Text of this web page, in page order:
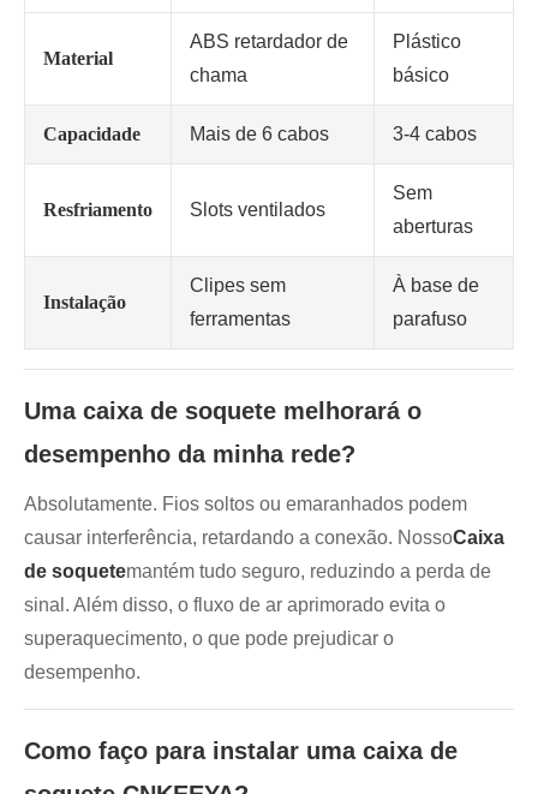
Material
ABS retardador de
chama
Plástico
básico
Capacidade Mais de 6 cabos 3-4 cabos
Resfriamento Slots ventilados
Sem
aberturas
Instalação
Clipes sem
ferramentas
À base de
parafuso
Uma caixa de soquete melhorará o
desempenho da minha rede?
Absolutamente. Fios soltos ou emaranhados podem
causar interferência, retardando a conexão. NossoCaixa
de soquetemantém tudo seguro, reduzindo a perda de
sinal. Além disso, o fluxo de ar aprimorado evita o
superaquecimento, o que pode prejudicar o
desempenho.
Como faço para instalar uma caixa de